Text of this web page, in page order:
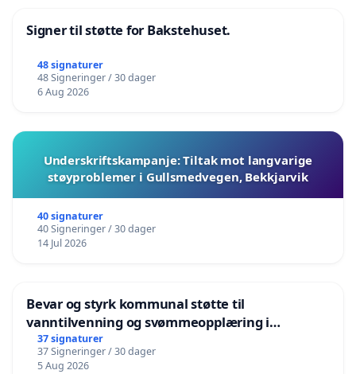
Signer til støtte for Bakstehuset.
48 signaturer
48 Signeringer / 30 dager
6 Aug 2026
Underskriftskampanje: Tiltak mot langvarige
støyproblemer i Gullsmedvegen, Bekkjarvik
40 signaturer
40 Signeringer / 30 dager
14 Jul 2026
Bevar og styrk kommunal støtte til
vanntilvenning og svømmeopplæring i
barnehagene i Haugesund
37 signaturer
37 Signeringer / 30 dager
5 Aug 2026